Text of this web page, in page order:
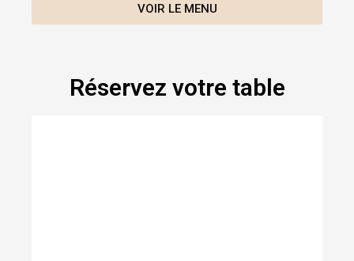
VOIR LE MENU
Réservez votre table